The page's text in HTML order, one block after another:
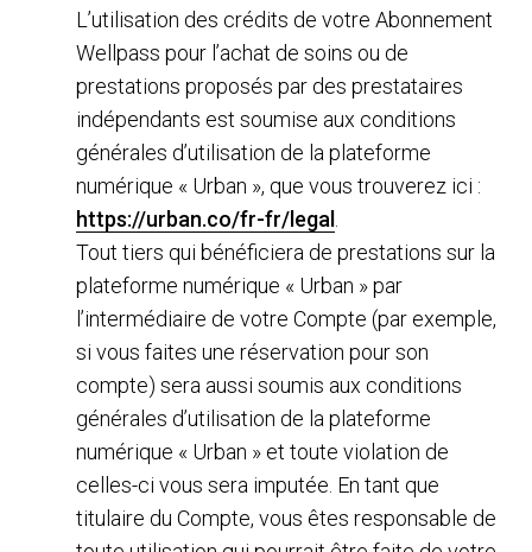
L’utilisation des crédits de votre Abonnement
Wellpass pour l’achat de soins ou de
prestations proposés par des prestataires
indépendants est soumise aux conditions
générales d’utilisation de la plateforme
numérique « Urban », que vous trouverez ici :
https://urban.co/fr-fr/legal
Tout tiers qui bénéficiera de prestations sur la
plateforme numérique « Urban » par
l’intermédiaire de votre Compte (par exemple,
si vous faites une réservation pour son
compte) sera aussi soumis aux conditions
générales d’utilisation de la plateforme
numérique « Urban » et toute violation de
celles-ci vous sera imputée. En tant que
titulaire du Compte, vous êtes responsable de